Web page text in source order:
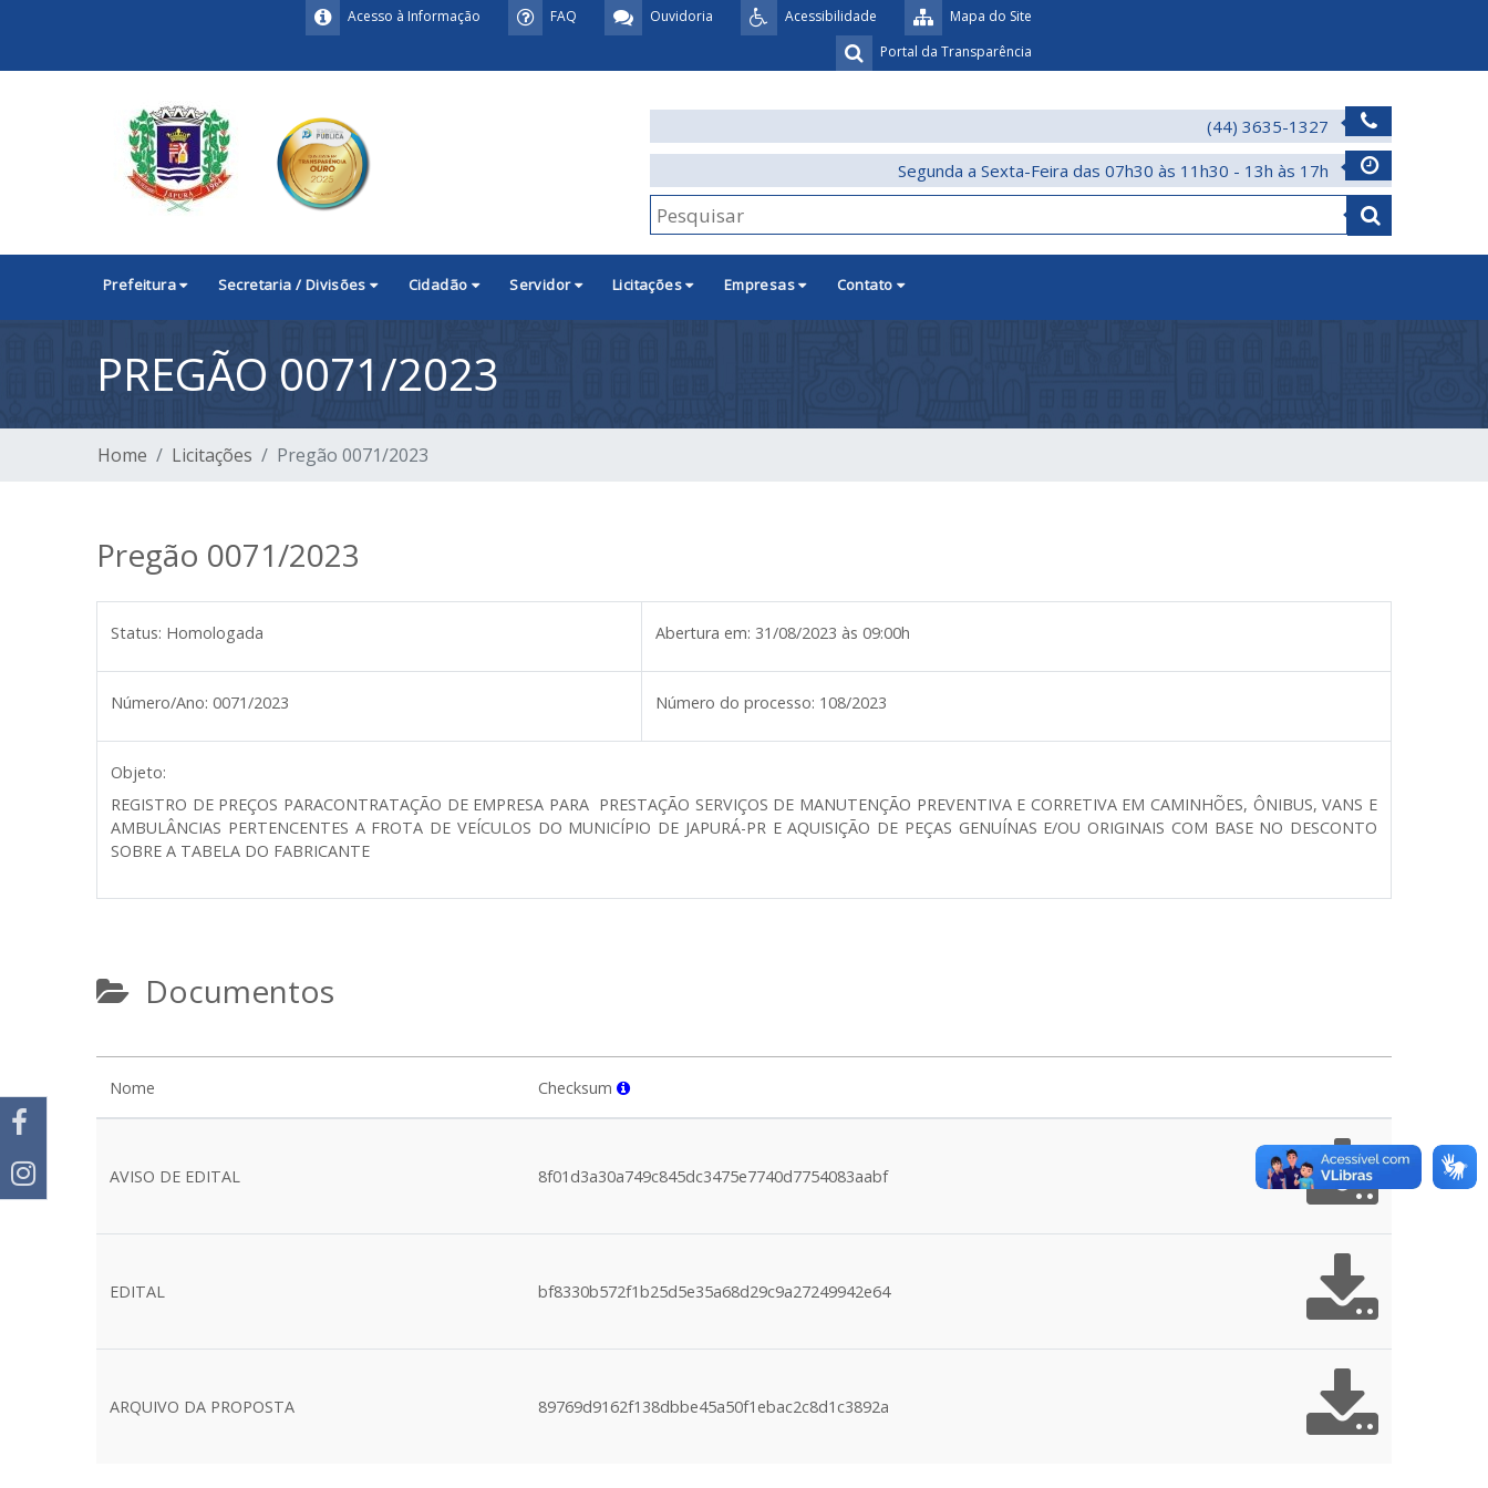
Mapa do Site
Acessibilidade
Ouvidoria
FAQ
Acesso à Informação
Portal da Transparência
(44) 3635-1327
Segunda a Sexta-Feira das 07h30 às 11h30 - 13h às 17h
Prefeitura Secretaria / Divisões Cidadão Servidor Licitações Empresas Contato
PREGÃO 0071/2023
Home Licitações Pregão 0071/2023
Pregão 0071/2023
Status: Homologada Abertura em: 31/08/2023 às 09:00h
Número/Ano: 0071/2023 Número do processo: 108/2023
Objeto:
REGISTRO DE PREÇOS PARACONTRATAÇÃO DE EMPRESA PARA PRESTAÇÃO SERVIÇOS DE MANUTENÇÃO PREVENTIVA E CORRETIVA EM CAMINHÕES, ÔNIBUS, VANS E
AMBULÂNCIAS PERTENCENTES A FROTA DE VEÍCULOS DO MUNICÍPIO DE JAPURÁ-PR E AQUISIÇÃO DE PEÇAS GENUÍNAS E/OU ORIGINAIS COM BASE NO DESCONTO
SOBRE A TABELA DO FABRICANTE
Documentos
Nome Checksum
AVISO DE EDITAL 8f01d3a30a749c845dc3475e7740d7754083aabf
EDITAL bf8330b572f1b25d5e35a68d29c9a27249942e64
ARQUIVO DA PROPOSTA 89769d9162f138dbbe45a50f1ebac2c8d1c3892a